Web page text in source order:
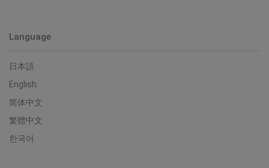
Language
日本語
English
简体中文
繁體中文
한국어